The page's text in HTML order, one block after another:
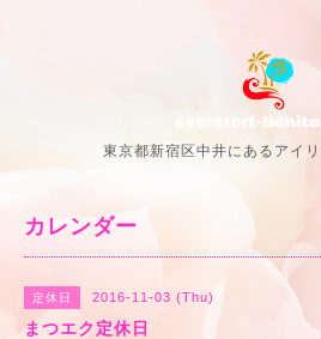
東京都新宿区中井にあるアイ
カレンダー
定休日 2016-11-03 (Thu)
まつエク定休日